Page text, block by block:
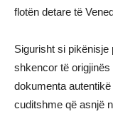
flotën detare të
Sigurisht si
shkencor të
dokumenta
cuditshme që asnjë